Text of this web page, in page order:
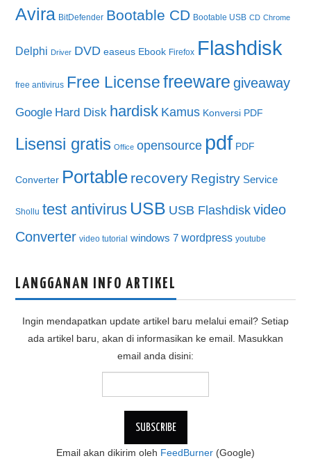
Avira BitDefender Bootable CD Bootable USB CD Chrome
Delphi Driver DVD easeus Ebook Firefox Flashdisk
free antivirus Free License freeware giveaway
Google Hard Disk hardisk Kamus Konversi PDF
Lisensi gratis Office opensource pdf PDF
Converter Portable recovery Registry Service
Shollu test antivirus USB USB Flashdisk video
Converter video tutorial windows 7 wordpress youtube
LANGGANAN INFO ARTIKEL
Ingin mendapatkan update artikel baru melalui email? Setiap
ada artikel baru, akan di informasikan ke email. Masukkan
email anda disini:
Email akan dikirim oleh FeedBurner (Google)